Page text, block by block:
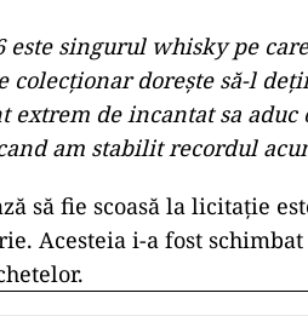
este singurul whisky pe
colecționar dorește să-l
extrem de incantat sa
am stabilit recordul
să fie scoasă la licitație
Acesteia i-a fost